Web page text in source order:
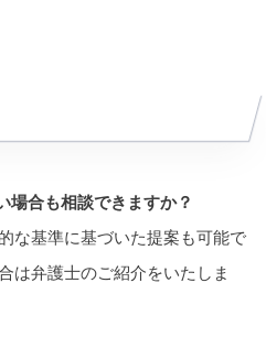
場合も相談できますか？
な基準に基づいた提案も可能で
は弁護士のご紹介をいたしま